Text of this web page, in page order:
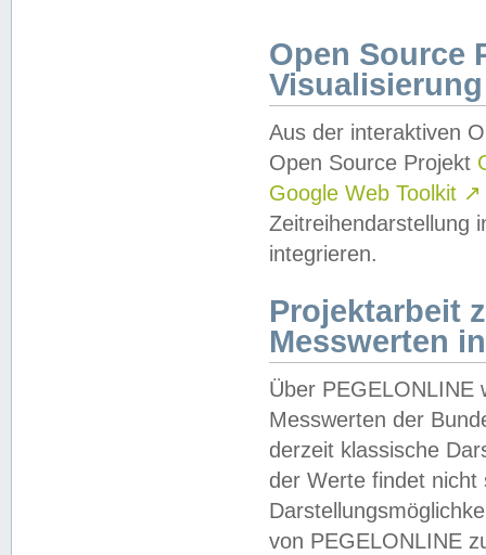
Open Source
Visualisierung
Aus der interaktiven
Open Source Projekt
Google Web Toolkit ↗
Zeitreihendarstellung
integrieren.
Projektarbeit
Messwerten
Über PEGELONLINE
Messwerten der
derzeit klassische
der Werte findet
von PEGELONLINE